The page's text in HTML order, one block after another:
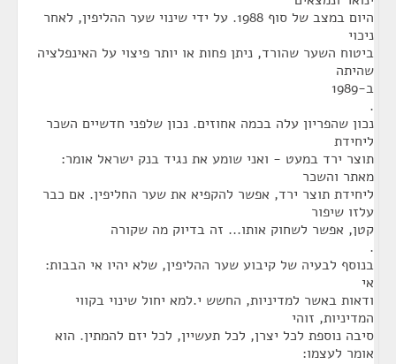
היום במצב של סוף 1988. על ידי שינוי שער ההליפין, לאחר
ניכוי
ביטוח השער שהורד, ניתן פחות או יותר פיצוי על האינפלציה
שהיתה
ב-1989
.
נכון שהפריון עלה בכמה אחוזים. נכון שלפני חדשיים השכר
ליחידת
תוצר ירד במעט - ואני שומע את נגיד בנק ישראל אומר:
מאתר והשכר
ליחידת תוצר ירד, אפשר להקפיא את שער החליפין. אם כבר
עלזו שיפור
קטן, אפשר לשחוק אותו... זה בדיוק מה שקורה
.
בנוסף לבעיה של קיבוע שער ההליפין, שלא יהיו אי הבבות:
אי
ודאות באשר למדיניות, החשש י.למא יחול שינוי בקווי
המדיניות, זוהי
סיבה נוספת לכל יצרן, לכל תעשיין, לכל יזם להמתין. הוא
אומר לעצמו: